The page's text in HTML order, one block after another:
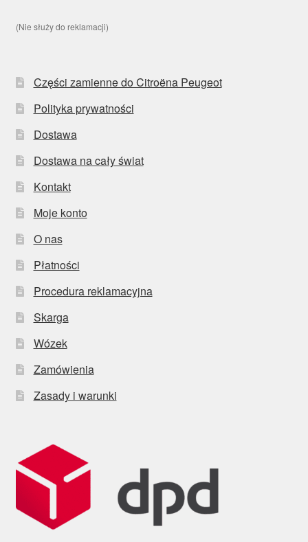
(Nie służy do reklamacji)
Części zamienne do Citroëna Peugeot
Polityka prywatności
Dostawa
Dostawa na cały świat
Kontakt
Moje konto
O nas
Płatności
Procedura reklamacyjna
Skarga
Wózek
Zamówienia
Zasady i warunki